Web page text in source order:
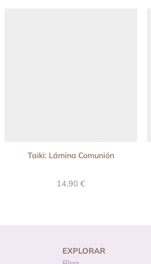
Taiki: Lámina Comunión
14,90 €
EXPLORAR